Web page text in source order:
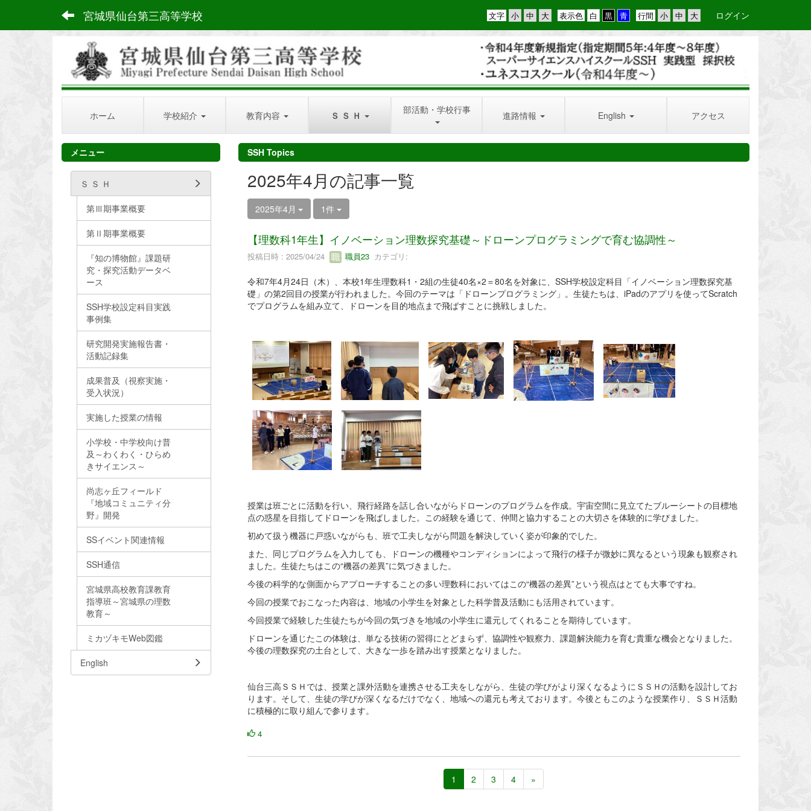
宮城県仙台第三高等学校 行間
表示色
文字 ログイン
ホーム 学校紹介 教育内容 Ｓ Ｓ Ｈ 部活動・学校行事 進路情報 English アクセス
SSH Topics
2025年4月の記事一覧
2025年4月 1件
【理数科1年生】イノベーション理数探究基礎～ドローンプログラミングで育む協調性～
投稿日時 : 2025/04/24 職員23カテゴリ:
令和7年4月24日（木）、本校1年生理数科1・2組の生徒40名×2＝80名を対象に、SSH学校設定科目「イノベーション理数探究基
礎」の第2回目の授業が行われました。今回のテーマは「ドローンプログラミング」。生徒たちは、iPadのアプリを使ってScratch
でプログラムを組み立て、ドローンを目的地点まで飛ばすことに挑戦しました。
授業は班ごとに活動を行い、飛行経路を話し合いながらドローンのプログラムを作成。宇宙空間に見立てたブルーシートの目標地
点の惑星を目指してドローンを飛ばしました。この経験を通じて、仲間と協力することの大切さを体験的に学びました。
初めて扱う機器に戸惑いながらも、班で工夫しながら問題を解決していく姿が印象的でした。
また、同じプログラムを入力しても、ドローンの機種やコンディションによって飛行の様子が微妙に異なるという現象も観察され
ました。生徒たちはこの“機器の差異”に気づきました。
今後の科学的な側面からアプローチすることの多い理数科においてはこの“機器の差異”という視点はとても大事ですね。
今回の授業でおこなった内容は、地域の小学生を対象とした科学普及活動にも活用されています。
今回授業で経験した生徒たちが今回の気づきを地域の小学生に還元してくれることを期待しています。
ドローンを通じたこの体験は、単なる技術の習得にとどまらず、協調性や観察力、課題解決能力を育む貴重な機会となりました。
今後の理数探究の土台として、大きな一歩を踏み出す授業となりました。
仙台三高ＳＳＨでは、授業と課外活動を連携させる工夫をしながら、生徒の学びがより深くなるようにＳＳＨの活動を設計してお
ります。そして、生徒の学びが深くなるだけでなく、地域への還元も考えております。今後ともこのような授業作り、ＳＳＨ活動
に積極的に取り組んで参ります。
4
1 2 3 4 »
メニュー
Ｓ Ｓ Ｈ
第Ⅲ期事業概要
第Ⅱ期事業概要
『知の博物館』課題研
究・探究活動データベ
ース
SSH学校設定科目実践
事例集
研究開発実施報告書・
活動記録集
成果普及（視察実施・
受入状況）
実施した授業の情報
小学校・中学校向け普
及～わくわく・ひらめ
きサイエンス～
尚志ヶ丘フィールド
『地域コミュニティ分
野』開発
SSイベント関連情報
SSH通信
宮城県高校教育課教育
指導班～宮城県の理数
教育～
ミカヅキモWeb図鑑
English